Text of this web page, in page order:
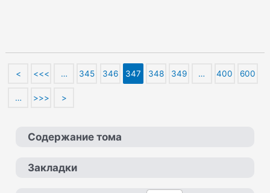
< <<< … 345 346 347 348 349 … 400 600
… >>> >
Содержание тома
Закладки